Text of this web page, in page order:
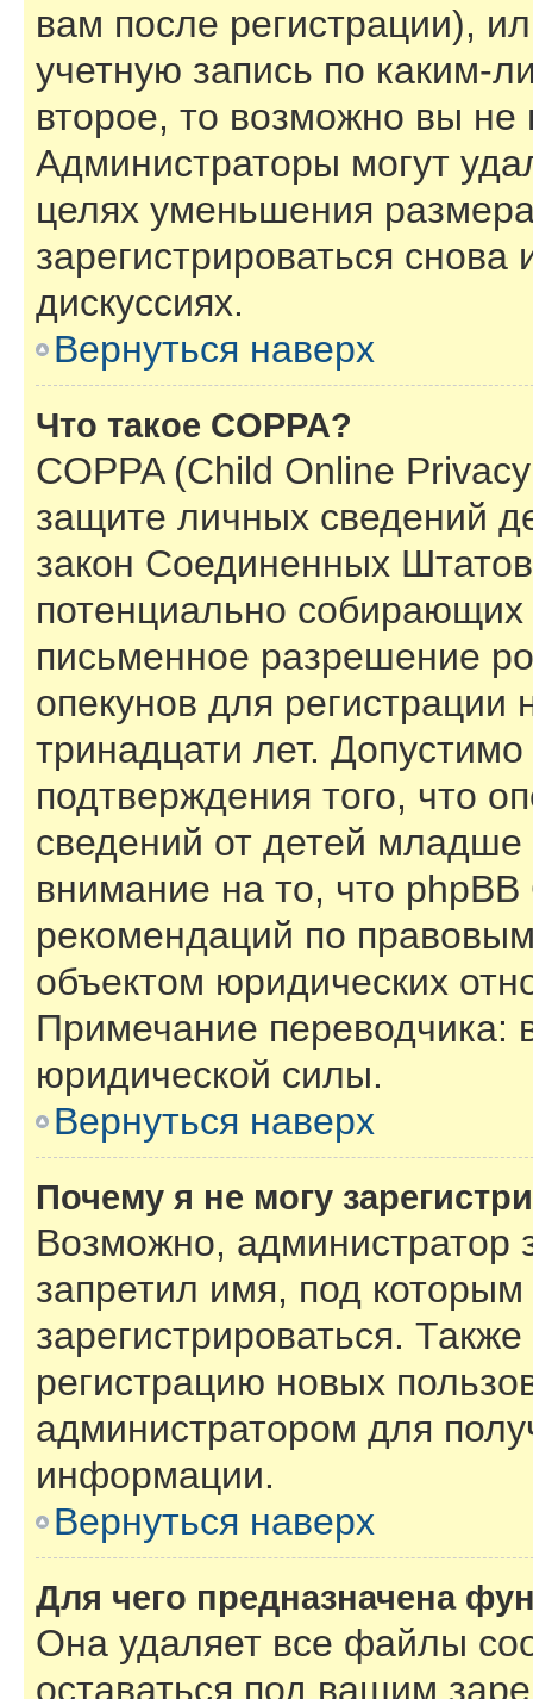
вам после регистрации),
учетную запись по каким-
второе, то возможно вы
Администраторы могут
целях уменьшения
зарегистрироваться снова
дискуссиях.
Вернуться наверх
Что такое COPPA?
COPPA (Child Online
защите личных сведений
закон Соединенных
потенциально
письменное разрешение
опекунов для
тринадцати лет.
подтверждения того, что
сведений от детей младше
внимание на то, что
рекомендаций по
объектом юридических
Примечание переводчика:
юридической силы.
Вернуться наверх
Почему я не могу
Возможно, администратор
запретил имя, под
зарегистрироваться.
регистрацию новых
администратором для
информации.
Вернуться наверх
Для чего предназначена
Она удаляет все файлы
оставаться под вашим